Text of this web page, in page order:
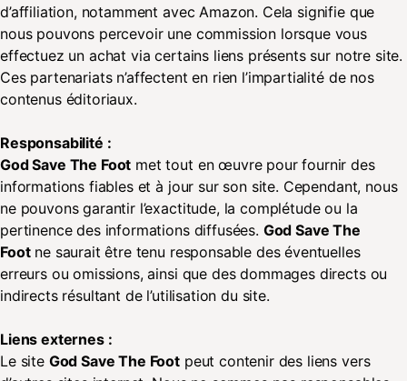
d’affiliation, notamment avec Amazon. Cela signifie que
nous pouvons percevoir une commission lorsque vous
effectuez un achat via certains liens présents sur notre site.
Ces partenariats n’affectent en rien l’impartialité de nos
contenus éditoriaux.
Responsabilité :
God Save The Foot met tout en œuvre pour fournir des
informations fiables et à jour sur son site. Cependant, nous
ne pouvons garantir l’exactitude, la complétude ou la
pertinence des informations diffusées. God Save The
Footne saurait être tenu responsable des éventuelles
erreurs ou omissions, ainsi que des dommages directs ou
indirects résultant de l’utilisation du site.
Liens externes :
Le site God Save The Foot peut contenir des liens vers